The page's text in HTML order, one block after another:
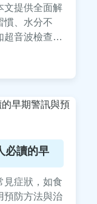
文提供全面解
慣、水分不
超音波檢查，
驗分享，幫
必讀的早
見症狀，如食
預防方法與治